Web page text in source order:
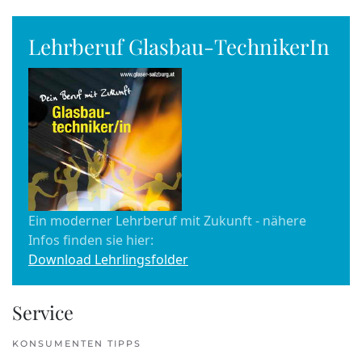
Lehrberuf Glasbau-TechnikerIn
Ein moderner Lehrberuf mit Zukunft - nähere
Infos finden sie hier:
Download Lehrlingsfolder
Service
KONSUMENTEN TIPPS